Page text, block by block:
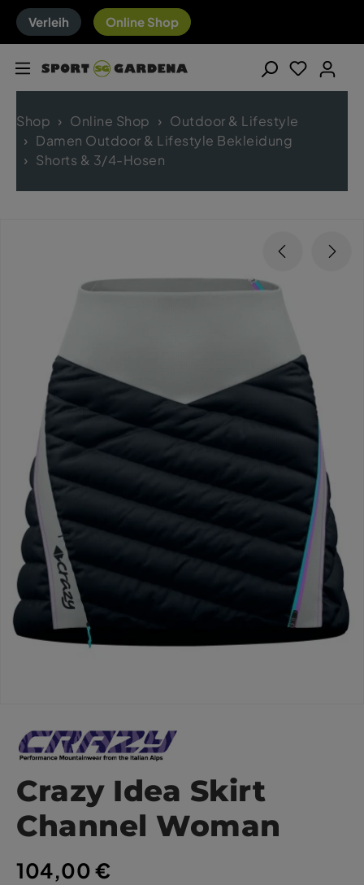
Verleih Online Shop
Shop Online Shop
Outdoor & Lifestyle
Damen Outdoor & Lifestyle Bekleidung
Shorts & 3/4-Hosen
Crazy Idea Skirt
Channel Woman
104,00 €